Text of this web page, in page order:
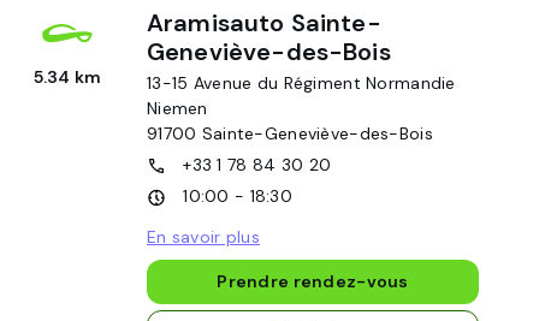
5.34 km
Aramisauto Sainte-
Geneviève-des-Bois
13-15 Avenue du Régiment Normandie
Niemen
91700 Sainte-Geneviève-des-Bois
+33 1 78 84 30 20
10:00 - 18:30
En savoir plus
Prendre rendez-vous